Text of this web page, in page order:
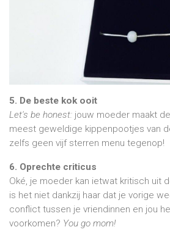
5. De beste kok ooit
Let's be honest: jouw moeder maakt
meest geweldige kippenpootjes van
zelfs geen vijf sterren menu tegenop!
6. Oprechte criticus
Oké, je moeder kan ietwat kritisch uit
is het niet dankzij haar dat je vorige
conflict tussen je vriendinnen en jou
voorkomen? You go mom!